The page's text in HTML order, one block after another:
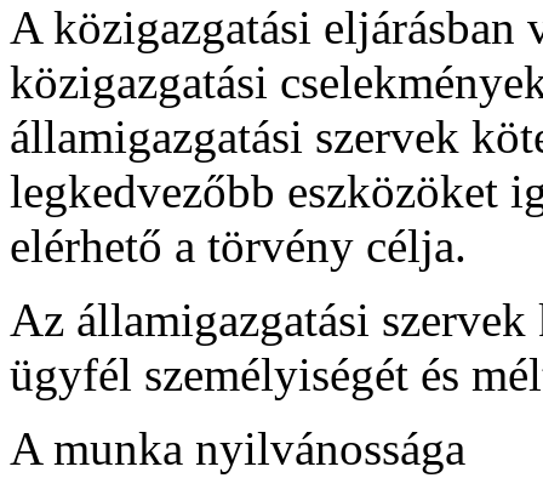
A közigazgatási eljárásban
közigazgatási
államigazgatási szervek
legkedvezőbb eszközöket
elérhető a törvény célja.
Az államigazgatási
ügyfél személyiségét és
A munka nyilvánossága